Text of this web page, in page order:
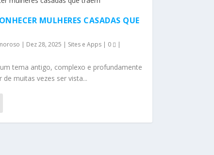
MULHERES CASADAS QUE
| Dez 28, 2025 | Sites e Apps | 0 |
tema antigo, complexo e profundamente
de muitas vezes ser vista...